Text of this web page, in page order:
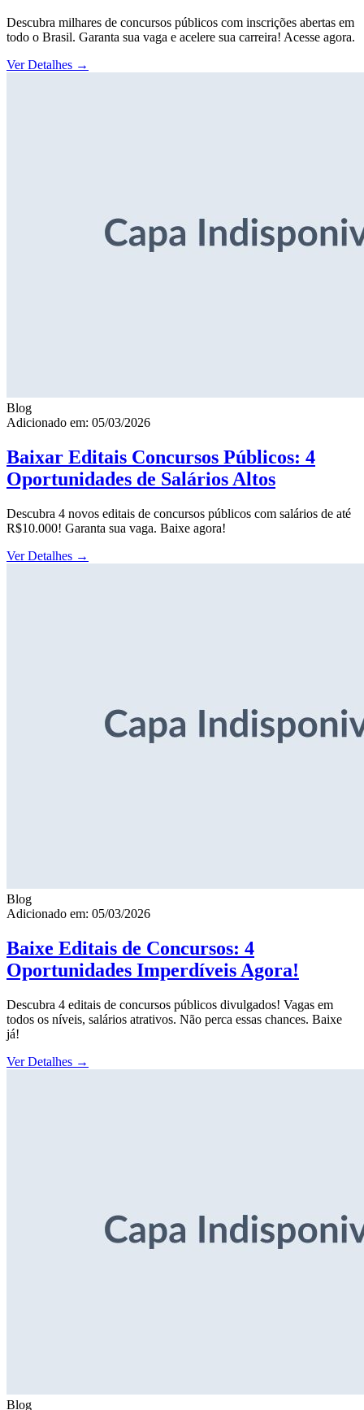
Descubra milhares de concursos públicos com inscrições abertas em
todo o Brasil. Garanta sua vaga e acelere sua carreira! Acesse agora.
Ver Detalhes →
Blog
Adicionado em: 05/03/2026
Baixar Editais Concursos Públicos: 4
Oportunidades de Salários Altos
Descubra 4 novos editais de concursos públicos com salários de até
R$10.000! Garanta sua vaga. Baixe agora!
Ver Detalhes →
Blog
Adicionado em: 05/03/2026
Baixe Editais de Concursos: 4
Oportunidades Imperdíveis Agora!
Descubra 4 editais de concursos públicos divulgados! Vagas em
todos os níveis, salários atrativos. Não perca essas chances. Baixe
já!
Ver Detalhes →
Blog